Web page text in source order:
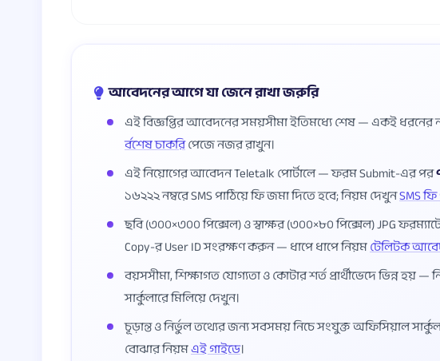
আবেদনের আগে যা জেনে রাখা জরুরি
এই বিজ্ঞপ্তির আবেদনের সময়সীমা ইতিমধ্যে শেষ — একই
র্বশেষ চাকরিপেজে নজর রাখুন।
এই নিয়োগের আবেদন Teletalk পোর্টালে — ফরম Submit-এর পর
১৬২২২ নম্বরে SMS পাঠিয়ে ফি জমা দিতে হবে; নিয়ম দেখুনSMS
ছবি (৩০০×৩০০ পিক্সেল) ও স্বাক্ষর (৩০০×৮০ পিক্সেল) JPG
Copy-র User ID সংরক্ষণ করুন — ধাপে ধাপে নিয়মটেলিটক
বয়সসীমা, শিক্ষাগত যোগ্যতা ও কোটার শর্ত প্রার্থীভেদে ভিন্ন হয়
সার্কুলারে মিলিয়ে দেখুন।
চূড়ান্ত ও নির্ভুল তথ্যের জন্য সবসময় নিচে সংযুক্ত অফিসিয়াল
বোঝার নিয়মএই গাইডে।